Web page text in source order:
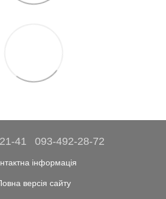
41 093-492-28-72
інформація
версія сайту